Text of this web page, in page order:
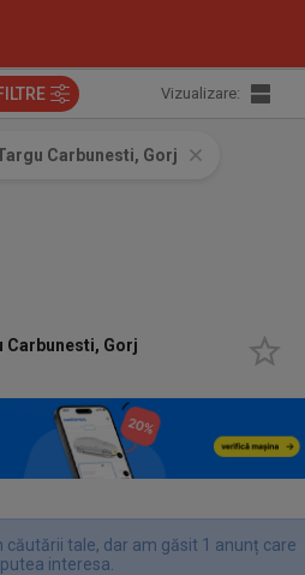
Vizualizare:
Carbunesti, Gorj
Carbunesti, Gorj
tale, dar am găsit 1 anunț care
interesa.